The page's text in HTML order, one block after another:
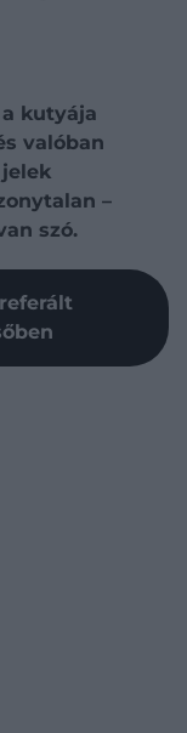
kutyája
valóban
–
szó.